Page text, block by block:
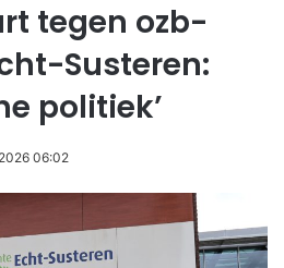
tegen ozb-
Susteren:
politiek’
06:02